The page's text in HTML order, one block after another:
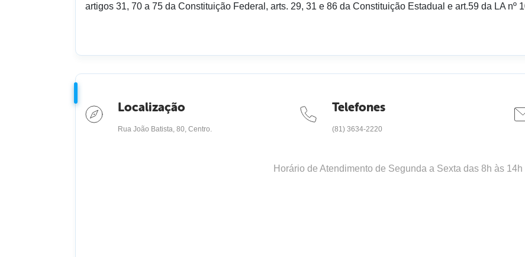
artigos 31, 70 a 75 da Constituição Federal, arts. 29, 31 e 86 da Constituição Estadual e art.59 da LA nº
Localização
Rua João Batista, 80, Centro.
Telefones
(81) 3634-2220
Horário de Atendimento de Segunda a Sexta das 8h às 14h